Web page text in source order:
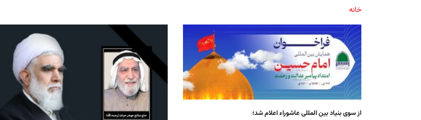
خانه
از سوی بنیاد بین المللی عاشوراء اعلام شد؛